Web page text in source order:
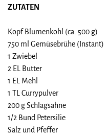
ZUTATEN
Kopf Blumenkohl (ca. 500 g)
750 ml Gemüsebrühe (Instant)
1 Zwiebel
2 EL Butter
1 EL Mehl
1 TL Currypulver
200 g Schlagsahne
1/2 Bund Petersilie
Salz und Pfeffer